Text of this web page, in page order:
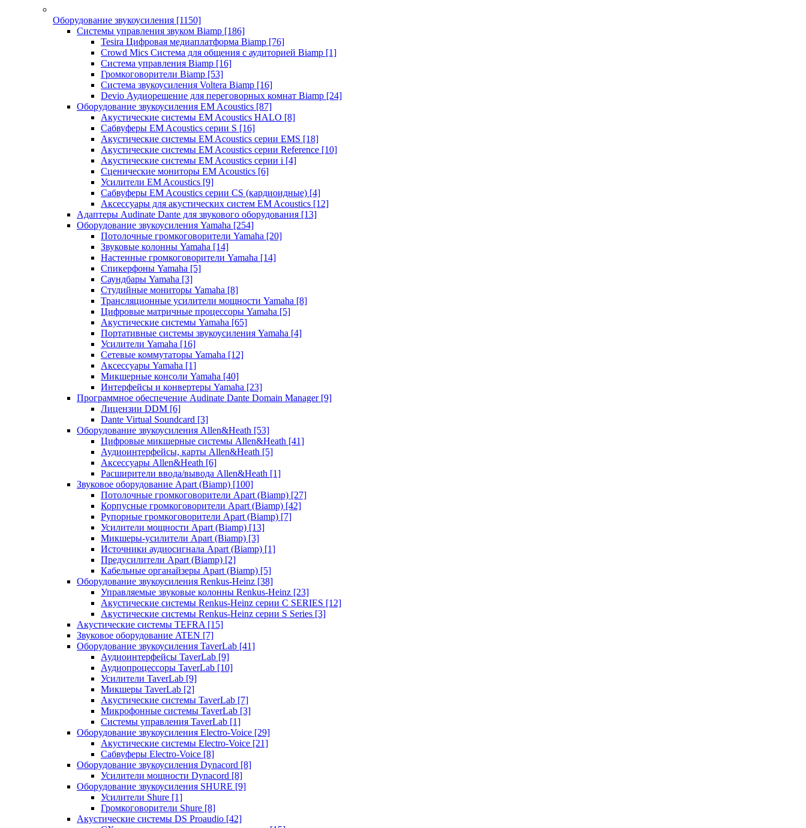
Оборудование звукоусиления [1150]
Системы управления звуком Biamp [186]
Tesira Цифровая медиаплатформа Biamp [76]
Crowd Mics Система для общения с аудиторией Biamp [1]
Система управления Biamp [16]
Громкоговорители Biamp [53]
Система звукоусиления Voltera Biamp [16]
Devio Аудиорешение для переговорных комнат Biamp [24]
Оборудование звукоусиления EM Acoustics [87]
Акустические системы EM Acoustics HALO [8]
Сабвуферы EM Acoustics серии S [16]
Акустические системы EM Acoustics серии EMS [18]
Акустические системы EM Acoustics серии Reference [10]
Акустические системы EM Acoustics серии i [4]
Сценические мониторы EM Acoustics [6]
Усилители EM Acoustics [9]
Сабвуферы EM Acoustics серии CS (кардиоидные) [4]
Аксессуары для акустических систем EM Acoustics [12]
Адаптеры Audinate Dante для звукового оборудования [13]
Оборудование звукоусиления Yamaha [254]
Потолочные громкоговорители Yamaha [20]
Звуковые колонны Yamaha [14]
Настенные громкоговорители Yamaha [14]
Спикерфоны Yamaha [5]
Саундбары Yamaha [3]
Студийные мониторы Yamaha [8]
Трансляционные усилители мощности Yamaha [8]
Цифровые матричные процессоры Yamaha [5]
Акустические системы Yamaha [65]
Портативные системы звукоусиления Yamaha [4]
Усилители Yamaha [16]
Сетевые коммутаторы Yamaha [12]
Аксессуары Yamaha [1]
Микшерные консоли Yamaha [40]
Интерфейсы и конвертеры Yamaha [23]
Программное обеспечение Audinate Dante Domain Manager [9]
Лицензии DDM [6]
Dante Virtual Soundcard [3]
Оборудование звукоусиления Allen&Heath [53]
Цифровые микшерные системы Allen&Heath [41]
Аудиоинтерфейсы, карты Allen&Heath [5]
Аксессуары Allen&Heath [6]
Расширители ввода/вывода Allen&Heath [1]
Звуковое оборудование Apart (Biamp) [100]
Потолочные громкоговорители Apart (Biamp) [27]
Корпусные громкоговорители Apart (Biamp) [42]
Рупорные громкоговорители Apart (Biamp) [7]
Усилители мощности Apart (Biamp) [13]
Микшеры-усилители Apart (Biamp) [3]
Источники аудиосигнала Apart (Biamp) [1]
Предусилители Apart (Biamp) [2]
Кабельные органайзеры Apart (Biamp) [5]
Оборудование звукоусиления Renkus-Heinz [38]
Управляемые звуковые колонны Renkus-Heinz [23]
Акустические системы Renkus-Heinz серии C SERIES [12]
Акустические системы Renkus-Heinz серии S Series [3]
Акустические системы TEFRA [15]
Звуковое оборудование ATEN [7]
Оборудование звукоусиления TaverLab [41]
Аудиоинтерфейсы TaverLab [9]
Аудиопроцессоры TaverLab [10]
Усилители TaverLab [9]
Микшеры TaverLab [2]
Акустические системы TaverLab [7]
Микрофонные системы TaverLab [3]
Системы управления TaverLab [1]
Оборудование звукоусиления Electro-Voice [29]
Акустические системы Electro-Voice [21]
Сабвуферы Electro-Voice [8]
Оборудование звукоусиления Dynacord [8]
Усилители мощности Dynacord [8]
Оборудование звукоусиления SHURE [9]
Усилители Shure [1]
Громкоговорители Shure [8]
Акустические системы DS Proaudio [42]